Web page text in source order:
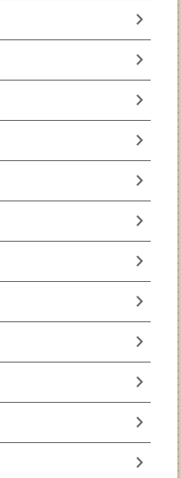
chevron_right
chevron_right
chevron_right
chevron_right
chevron_right
chevron_right
chevron_right
chevron_right
chevron_right
chevron_right
chevron_right
chevron_right